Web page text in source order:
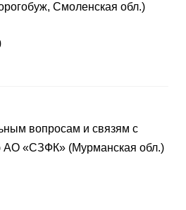
Смоленская обл.)
вопросам и связям с
АО «СЗФК» (Мурманская обл.)